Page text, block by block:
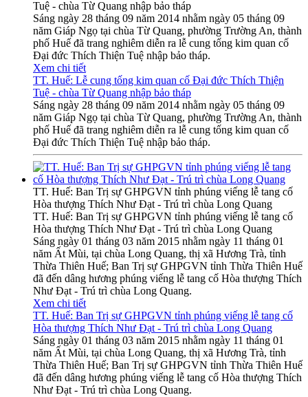
Tuệ - chùa Từ Quang nhập bảo tháp
Sáng ngày 28 tháng 09 năm 2014 nhằm ngày 05 tháng 09
năm Giáp Ngọ tại chùa Từ Quang, phường Trường An, thành
phố Huế đã trang nghiêm diễn ra lễ cung tống kim quan cố
Đại đức Thích Thiện Tuệ nhập bảo tháp.
Xem chi tiết
TT. Huế: Lễ cung tống kim quan cố Đại đức Thích Thiện
Tuệ - chùa Từ Quang nhập bảo tháp
Sáng ngày 28 tháng 09 năm 2014 nhằm ngày 05 tháng 09
năm Giáp Ngọ tại chùa Từ Quang, phường Trường An, thành
phố Huế đã trang nghiêm diễn ra lễ cung tống kim quan cố
Đại đức Thích Thiện Tuệ nhập bảo tháp.
TT. Huế: Ban Trị sự GHPGVN tỉnh phúng viếng lễ tang cố
Hòa thượng Thích Như Đạt - Trú trì chùa Long Quang
TT. Huế: Ban Trị sự GHPGVN tỉnh phúng viếng lễ tang cố
Hòa thượng Thích Như Đạt - Trú trì chùa Long Quang
Sáng ngày 01 tháng 03 năm 2015 nhằm ngày 11 tháng 01
năm Ất Mùi, tại chùa Long Quang, thị xã Hương Trà, tỉnh
Thừa Thiên Huế; Ban Trị sự GHPGVN tỉnh Thừa Thiên Huế
đã đến dâng hương phúng viếng lễ tang cố Hòa thượng Thích
Như Đạt - Trú trì chùa Long Quang.
Xem chi tiết
TT. Huế: Ban Trị sự GHPGVN tỉnh phúng viếng lễ tang cố
Hòa thượng Thích Như Đạt - Trú trì chùa Long Quang
Sáng ngày 01 tháng 03 năm 2015 nhằm ngày 11 tháng 01
năm Ất Mùi, tại chùa Long Quang, thị xã Hương Trà, tỉnh
Thừa Thiên Huế; Ban Trị sự GHPGVN tỉnh Thừa Thiên Huế
đã đến dâng hương phúng viếng lễ tang cố Hòa thượng Thích
Như Đạt - Trú trì chùa Long Quang.